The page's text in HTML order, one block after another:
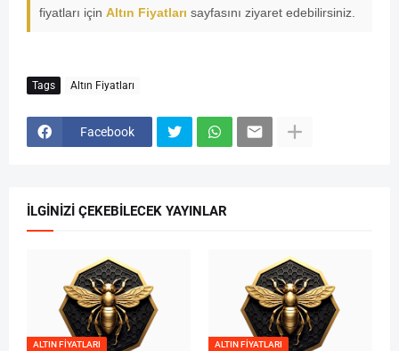
fiyatları için Altın Fiyatları sayfasını ziyaret edebilirsiniz.
Tags Altın Fiyatları
Facebook
İLGINIZI ÇEKEBILECEK YAYINLAR
ALTIN FIYATLARI ALTIN FIYATLARI